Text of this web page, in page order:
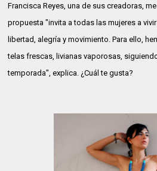
Francisca Reyes, una de sus creadoras,
propuesta "invita a todas las mujeres a
libertad, alegría y movimiento. Para ello,
telas frescas, livianas vaporosas,
temporada", explica. ¿Cuál te gusta?